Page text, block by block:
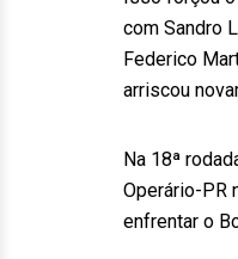
com Sandro
Federico
arriscou
Na 18ª
Operário-PR
enfrentar o